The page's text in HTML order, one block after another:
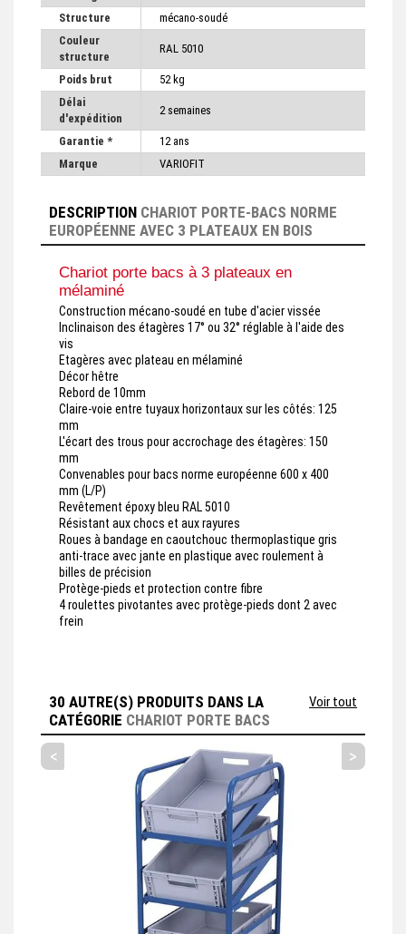
Structure
mécano-soudé
Couleur
structure
RAL 5010
Poids brut
52 kg
Délai
d'expédition
2 semaines
Garantie *
12 ans
Marque
VARIOFIT
DESCRIPTION CHARIOT PORTE-BACS NORME
EUROPÉENNE AVEC 3 PLATEAUX EN BOIS
Chariot porte bacs à 3 plateaux en
mélaminé
Construction mécano-soudé en tube d'acier vissée
Inclinaison des étagères 17° ou 32° réglable à l'aide des
vis
Etagères avec plateau en mélaminé
Décor hêtre
Rebord de 10mm
Claire-voie entre tuyaux horizontaux sur les côtés: 125
mm
L'écart des trous pour accrochage des étagères: 150
mm
Convenables pour bacs norme européenne 600 x 400
mm (L/P)
Revêtement époxy bleu RAL 5010
Résistant aux chocs et aux rayures
Roues à bandage en caoutchouc thermoplastique gris
anti-trace avec jante en plastique avec roulement à
billes de précision
Protège-pieds et protection contre fibre
4 roulettes pivotantes avec protège-pieds dont 2 avec
frein
30 AUTRE(S) PRODUITS DANS LA
CATÉGORIE CHARIOT PORTE BACS
Voir tout
< >